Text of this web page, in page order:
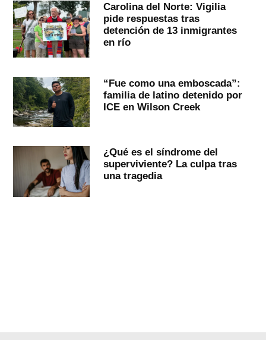
Carolina del Norte: Vigilia
pide respuestas tras
detención de 13 inmigrantes
en río
“Fue como una emboscada”:
familia de latino detenido por
ICE en Wilson Creek
¿Qué es el síndrome del
superviviente? La culpa tras
una tragedia